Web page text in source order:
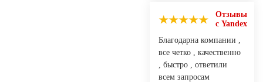
Отзывы
с Yandex
Благодарна компании ,
все четко , качественно
, быстро , ответили
всем запросам